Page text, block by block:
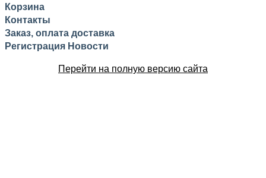
Корзина
Контакты
Заказ, оплата доставка
Регистрация Новости
Перейти на полную версию сайта